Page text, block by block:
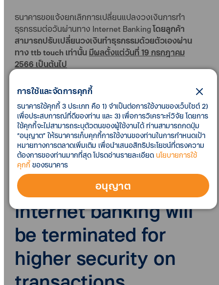
ธนาคารขอแจ้งยกเลิกการเปลี่ยนแปลงวงเงินการทำ
ธุรกรรมต่อวันผ่านทาง Internet Bankingโดยลูกค้า
สามารถปรับเปลี่ยนวงเงินทำธุรกรรมด้วยตัวเองผ่าน
ทาง ttb touch เท่านั้น มีผลตั้งแต่วันที่ 19 กรกฎาคม
2566 เป็นต้นไป
ทั้งนี้ ลูกค้าสามารถทำธุรกรรมด้านอื่นๆ ผ่านทาง Internet
Banking ได้ตามปกติ สอบถามรายละเอียดเพิ่มเติมได้ที่ ttb
contact center 1428
Daily Changing Limit
service in ttb
internet banking will
be terminated for
higher security on
การใช้และจัดการคุกกี้
ธนาคารใช้คุกกี้ 3 ประเภท คือ 1) จำเป็นต่อการใช้งานของเว็บไซต์ 2)
เพื่อประสบการณ์ที่ดีของท่าน และ 3) เพื่อการวิเคราะห์วิจัย โดยการ
ใช้คุกกี้จะไม่สามารถระบุตัวตนของผู้ใช้งานได้ ท่านสามารถกดปุ่ม
“อนุญาต” ให้ธนาคารเก็บคุกกี้การใช้งานของท่านในการกำหนดเป้า
หมายทางการตลาดเพิ่มเติม เพื่อนำเสนอสิทธิประโยชน์ที่ตรงความ
ต้องการของท่านมากที่สุด โปรดอ่านรายละเอียด นโยบายการใช้
คุกกี้ ของธนาคาร
อนุญาต